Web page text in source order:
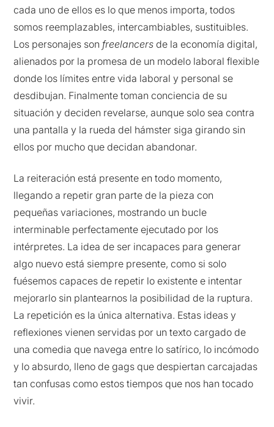
cada uno de ellos es lo que menos importa, todos
somos reemplazables, intercambiables, sustituibles.
Los personajes sonfreelancers de la economía digital,
alienados por la promesa de un modelo laboral flexible
donde los límites entre vida laboral y personal se
desdibujan. Finalmente toman conciencia de su
situación y deciden revelarse, aunque solo sea contra
una pantalla y la rueda del hámster siga girando sin
ellos por mucho que decidan abandonar.
La reiteración está presente en todo momento,
llegando a repetir gran parte de la pieza con
pequeñas variaciones, mostrando un bucle
interminable perfectamente ejecutado por los
intérpretes. La idea de ser incapaces para generar
algo nuevo está siempre presente, como si solo
fuésemos capaces de repetir lo existente e intentar
mejorarlo sin plantearnos la posibilidad de la ruptura.
La repetición es la única alternativa. Estas ideas y
reflexiones vienen servidas por un texto cargado de
una comedia que navega entre lo satírico, lo incómodo
y lo absurdo, lleno de gags que despiertan carcajadas
tan confusas como estos tiempos que nos han tocado
vivir.